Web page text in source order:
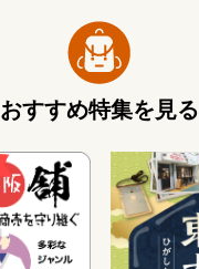
おすすめ特集を見る